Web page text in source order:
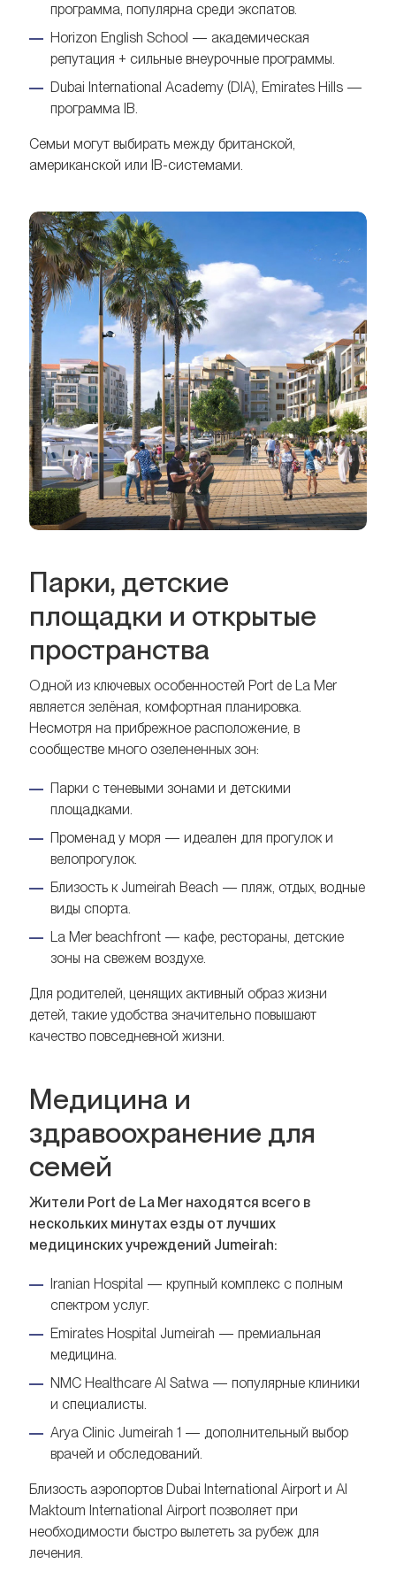
программа, популярна среди экспатов.
Horizon English School — академическая
репутация + сильные внеурочные программы.
Dubai International Academy (DIA), Emirates Hills —
программа IB.
Семьи могут выбирать между британской,
американской или IB-системами.
Парки, детские
площадки и открытые
пространства
Одной из ключевых особенностей Port de La Mer
является зелёная, комфортная планировка.
Несмотря на прибрежное расположение, в
сообществе много озелененных зон:
Парки с теневыми зонами и детскими
площадками.
Променад у моря — идеален для прогулок и
велопрогулок.
Близость к Jumeirah Beach — пляж, отдых, водные
виды спорта.
La Mer beachfront — кафе, рестораны, детские
зоны на свежем воздухе.
Для родителей, ценящих активный образ жизни
детей, такие удобства значительно повышают
качество повседневной жизни.
Медицина и
здравоохранение для
семей
Жители Port de La Mer находятся всего в
нескольких минутах езды от лучших
медицинских учреждений Jumeirah:
Iranian Hospital — крупный комплекс с полным
спектром услуг.
Emirates Hospital Jumeirah — премиальная
медицина.
NMC Healthcare Al Satwa — популярные клиники
и специалисты.
Arya Clinic Jumeirah 1 — дополнительный выбор
врачей и обследований.
Близость аэропортов Dubai International Airport и Al
Maktoum International Airport позволяет при
необходимости быстро вылететь за рубеж для
лечения.